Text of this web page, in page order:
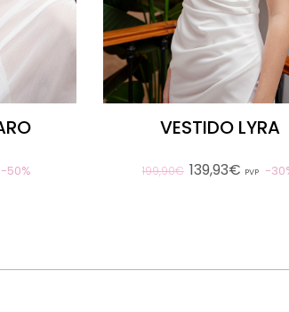
50%
VESTIDO LYRA
199,90€ 139,93€ PVP